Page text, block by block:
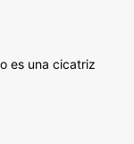
es una cicatriz